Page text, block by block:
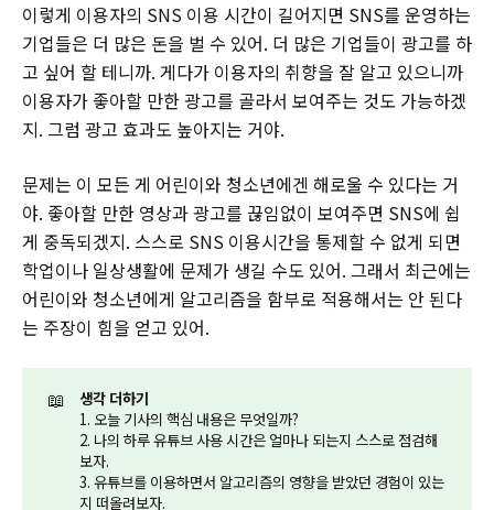
이렇게 이용자의 SNS 이용 시간이 길어지면 SNS를 운영하는
기업들은 더 많은 돈을 벌 수 있어. 더 많은 기업들이 광고를 하
고 싶어 할 테니까. 게다가 이용자의 취향을 잘 알고 있으니까
이용자가 좋아할 만한 광고를 골라서 보여주는 것도 가능하겠
지. 그럼 광고 효과도 높아지는 거야.
문제는 이 모든 게 어린이와 청소년에겐 해로울 수 있다는 거
야. 좋아할 만한 영상과 광고를 끊임없이 보여주면 SNS에 쉽
게 중독되겠지. 스스로 SNS 이용시간을 통제할 수 없게 되면
학업이나 일상생활에 문제가 생길 수도 있어. 그래서 최근에는
어린이와 청소년에게 알고리즘을 함부로 적용해서는 안 된다
는 주장이 힘을 얻고 있어.
📖
생각 더하기
1. 오늘 기사의 핵심 내용은 무엇일까?
2. 나의 하루 유튜브 사용 시간은 얼마나 되는지 스스로 점검해
보자.
3. 유튜브를 이용하면서 알고리즘의 영향을 받았던 경험이 있는
지 떠올려보자.